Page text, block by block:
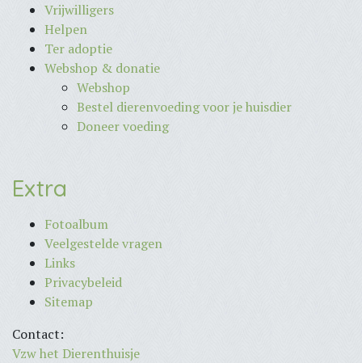
Vrijwilligers
Helpen
Ter adoptie
Webshop & donatie
Webshop
Bestel dierenvoeding voor je huisdier
Doneer voeding
Extra
Fotoalbum
Veelgestelde vragen
Links
Privacybeleid
Sitemap
Contact:
Vzw het Dierenthuisje